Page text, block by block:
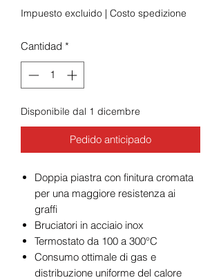
Impuesto excluido | Costo spedizione
Cantidad *
Disponibile dal 1 dicembre
Pedido anticipado
Doppia piastra con finitura cromata
per una maggiore resistenza ai
graffi
Bruciatori in acciaio inox
Termostato da 100 a 300°C
Consumo ottimale di gas e
distribuzione uniforme del calore